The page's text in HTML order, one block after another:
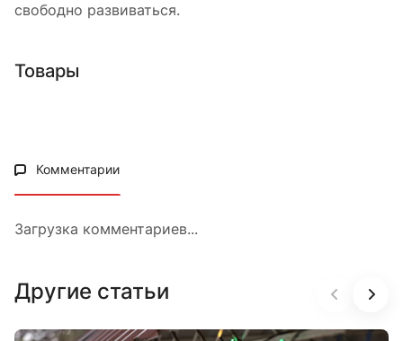
свободно развиваться.
Товары
Комментарии
Загрузка комментариев...
Другие статьи